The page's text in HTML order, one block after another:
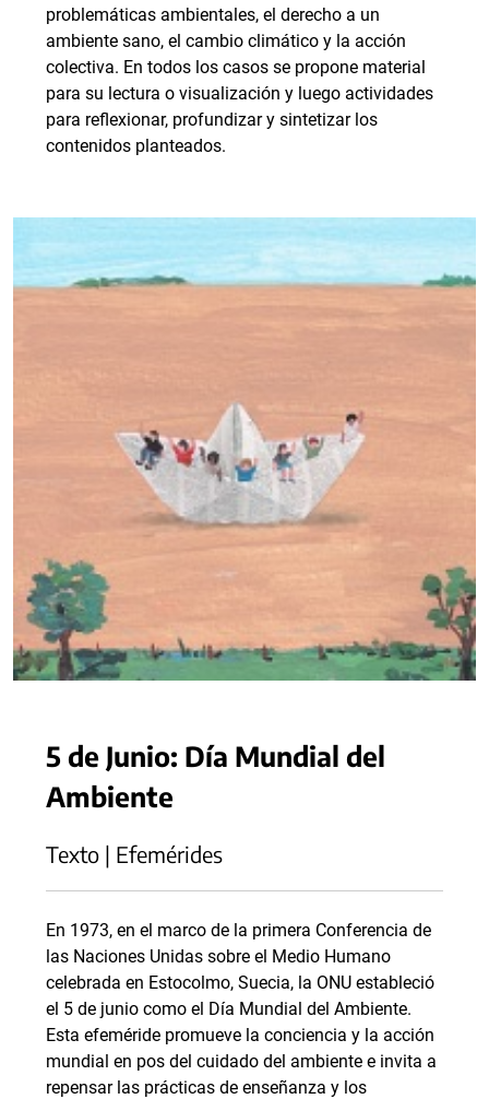
problemáticas ambientales, el derecho a un
ambiente sano, el cambio climático y la acción
colectiva. En todos los casos se propone material
para su lectura o visualización y luego actividades
para reflexionar, profundizar y sintetizar los
contenidos planteados.
5 de Junio: Día Mundial del
Ambiente
Texto | Efemérides
En 1973, en el marco de la primera Conferencia de
las Naciones Unidas sobre el Medio Humano
celebrada en Estocolmo, Suecia, la ONU estableció
el 5 de junio como el Día Mundial del Ambiente.
Esta efeméride promueve la conciencia y la acción
mundial en pos del cuidado del ambiente e invita a
repensar las prácticas de enseñanza y los